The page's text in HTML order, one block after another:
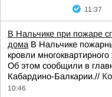
11:37
В Нальчике при пожаре
дома В Нальчике
кровли
Об этом сообщили в
Кабардино-Балкарии.//
10:46